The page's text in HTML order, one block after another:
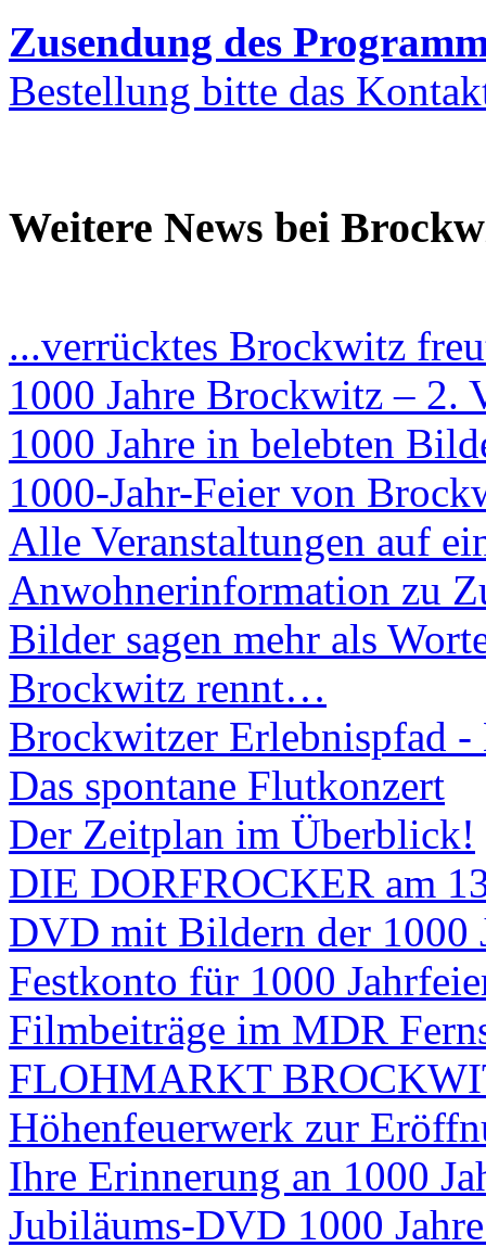
Zusendung des
Bestellung bitte das
Weitere News bei
...verrücktes Brockwitz
1000 Jahre Brockwitz – 2.
1000 Jahre in belebten
1000-Jahr-Feier von
Alle Veranstaltungen auf
Anwohnerinformation zu
Bilder sagen mehr als
Brockwitz rennt…
Brockwitzer Erlebnispfad -
Das spontane Flutkonzert
Der Zeitplan im Überblick!
DIE DORFROCKER am
DVD mit Bildern der 1000
Festkonto für 1000
Filmbeiträge im MDR
FLOHMARKT
Höhenfeuerwerk zur
Ihre Erinnerung an 1000
Jubiläums-DVD 1000